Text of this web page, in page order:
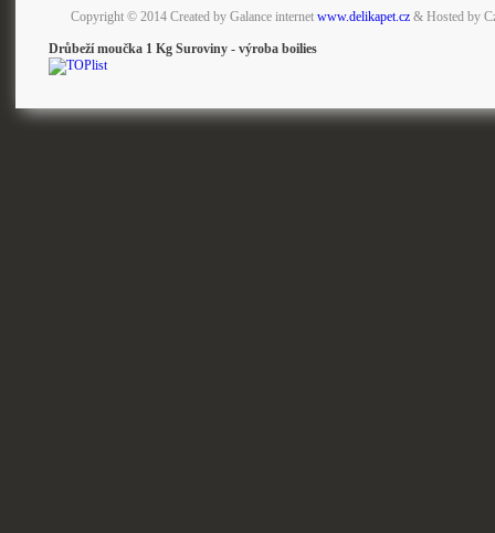
Copyright © 2014 Created by Galance internet www.delikapet.cz& Hosted by
Drůbeží moučka 1 Kg Suroviny - výroba boilies